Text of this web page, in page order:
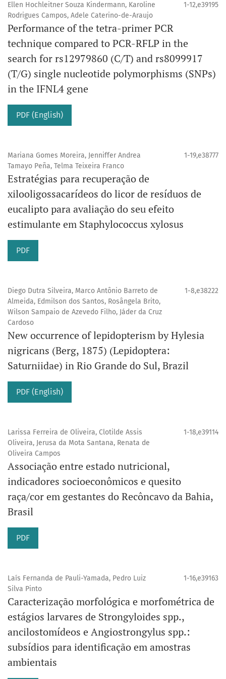
Ellen Hochleitner Souza Kindermann, Karoline
Rodrigues Campos, Adele Caterino-de-Araujo
1-12,e39195
Performance of the tetra-primer PCR
technique compared to PCR-RFLP in the
search for rs12979860 (C/T) and rs8099917
(T/G) single nucleotide polymorphisms (SNPs)
in the IFNL4 gene
PDF (English)
Mariana Gomes Moreira, Jenniffer Andrea
Tamayo Peña, Telma Teixeira Franco
1-19,e38777
Estratégias para recuperação de
xilooligossacarídeos do licor de resíduos de
eucalipto para avaliação do seu efeito
estimulante em Staphylococcus xylosus
PDF
Diego Dutra Silveira, Marco Antônio Barreto de
Almeida, Edmilson dos Santos, Rosângela Brito,
Wilson Sampaio de Azevedo Filho, Jáder da Cruz
Cardoso
1-8,e38222
New occurrence of lepidopterism by Hylesia
nigricans (Berg, 1875) (Lepidoptera:
Saturniidae) in Rio Grande do Sul, Brazil
PDF (English)
Larissa Ferreira de Oliveira, Clotilde Assis
Oliveira, Jerusa da Mota Santana, Renata de
Oliveira Campos
1-18,e39114
Associação entre estado nutricional,
indicadores socioeconômicos e quesito
raça/cor em gestantes do Recôncavo da Bahia,
Brasil
PDF
Laís Fernanda de Pauli-Yamada, Pedro Luiz
Silva Pinto
1-16,e39163
Caracterização morfológica e morfométrica de
estágios larvares de Strongyloides spp.,
ancilostomídeos e Angiostrongylus spp.:
subsídios para identificação em amostras
ambientais